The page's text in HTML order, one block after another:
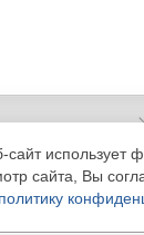
дом «МЕДИА
сайт использует
сайта, Вы
политику